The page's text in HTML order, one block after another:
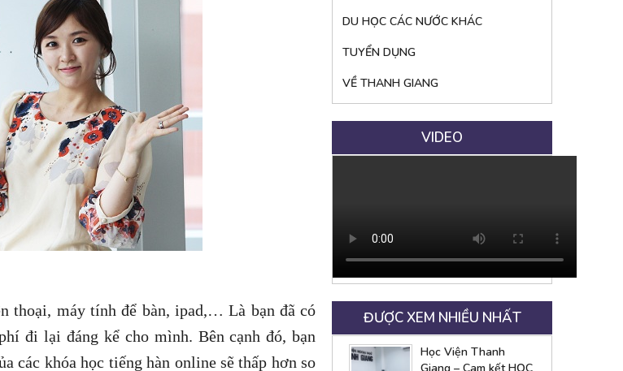
thoại, máy tính để bàn, ipad,… Là bạn đã có
đi lại đáng kể cho mình. Bên cạnh đó, bạn
các khóa học tiếng hàn online sẽ thấp hơn so
DU HỌC CÁC NƯỚC KHÁC
TUYỂN DỤNG
VỀ THANH GIANG
VIDEO
ĐƯỢC XEM NHIỀU NHẤT
Học Viện Thanh